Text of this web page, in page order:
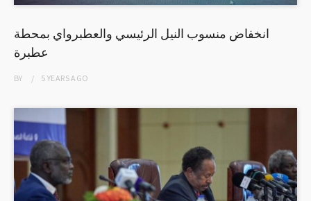
انخفاض منسوب النيل الرئيسي والعطبرواي بمحطة
عطبرة
BY 5 YEARSAGO